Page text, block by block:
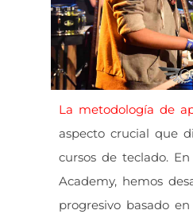
La metodología de
aspecto crucial que
cursos de teclado. En
Academy, hemos
progresivo basado